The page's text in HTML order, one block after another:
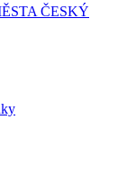
ČESKÝ